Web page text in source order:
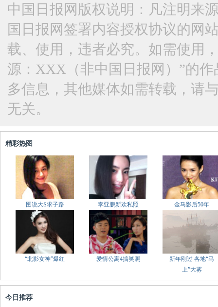
中国日报网版权说明：凡注明来
国日报网签署内容授权协议的网
载、使用，违者必究。如需使用
源：XXX（非中国日报网）”的
多信息，其他媒体如需转载，请
无关。
精彩热图
图说大S求子路 李亚鹏新欢私照 金马影后50年
“北影女神”爆红 爱情公寓4搞笑照
新年刚过 各地“马
上”大雾
今日推荐